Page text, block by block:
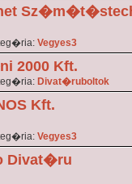
Vegyes3
2000 Kft.
Divat�ruboltok
Kft.
Vegyes3
Divat�ru